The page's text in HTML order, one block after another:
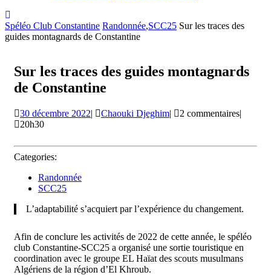
BUTTON
Spéléo Club Constantine Randonnée,SCC25 Sur les traces des
guides montagnards de Constantine
Sur les traces des guides montagnards
de Constantine
30 décembre 202230
| Chaouki DjeghimChaouki
| 2 commentaires|
20h30
Categories:
Randonnée
SCC25
L’adaptabilité s’acquiert par l’expérience du changement.
Afin de conclure les activités de 2022 de cette année, le spéléo
club Constantine-SCC25 a organisé une sortie touristique en
coordination avec le groupe EL Haïat des scouts musulmans
Algériens de la région d’El Khroub.